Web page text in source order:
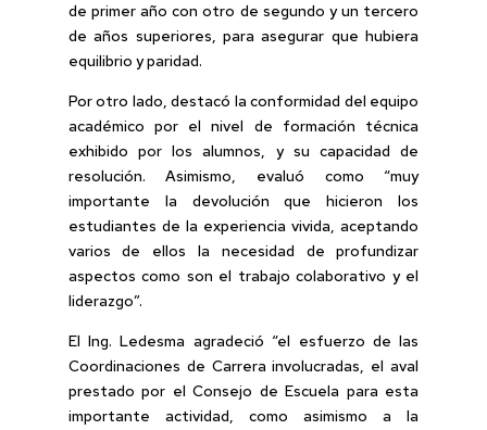
de primer año con otro de segundo y un tercero
de años superiores, para asegurar que hubiera
equilibrio y paridad.
Por otro lado, destacó la conformidad del equipo
académico por el nivel de formación técnica
exhibido por los alumnos, y su capacidad de
resolución. Asimismo, evaluó como “muy
importante la devolución que hicieron los
estudiantes de la experiencia vivida, aceptando
varios de ellos la necesidad de profundizar
aspectos como son el trabajo colaborativo y el
liderazgo”.
El Ing. Ledesma agradeció “el esfuerzo de las
Coordinaciones de Carrera involucradas, el aval
prestado por el Consejo de Escuela para esta
importante actividad, como asimismo a la